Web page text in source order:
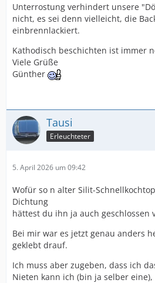
Unterrostung verhindert unsere
nicht, es sei denn vielleicht, die
einbrennlackiert.
Kathodisch beschichten ist immer
Viele Grüße
Günther
Tausi
Erleuchteter
5. April 2026 um 09:42
Wofür so n alter Silit-
Dichtung
hättest du ihn ja auch geschlossen
Bei mir war es jetzt genau anders
geklebt drauf.
Ich muss aber zugeben, dass ich
Nieten kann ich (bin ja selber